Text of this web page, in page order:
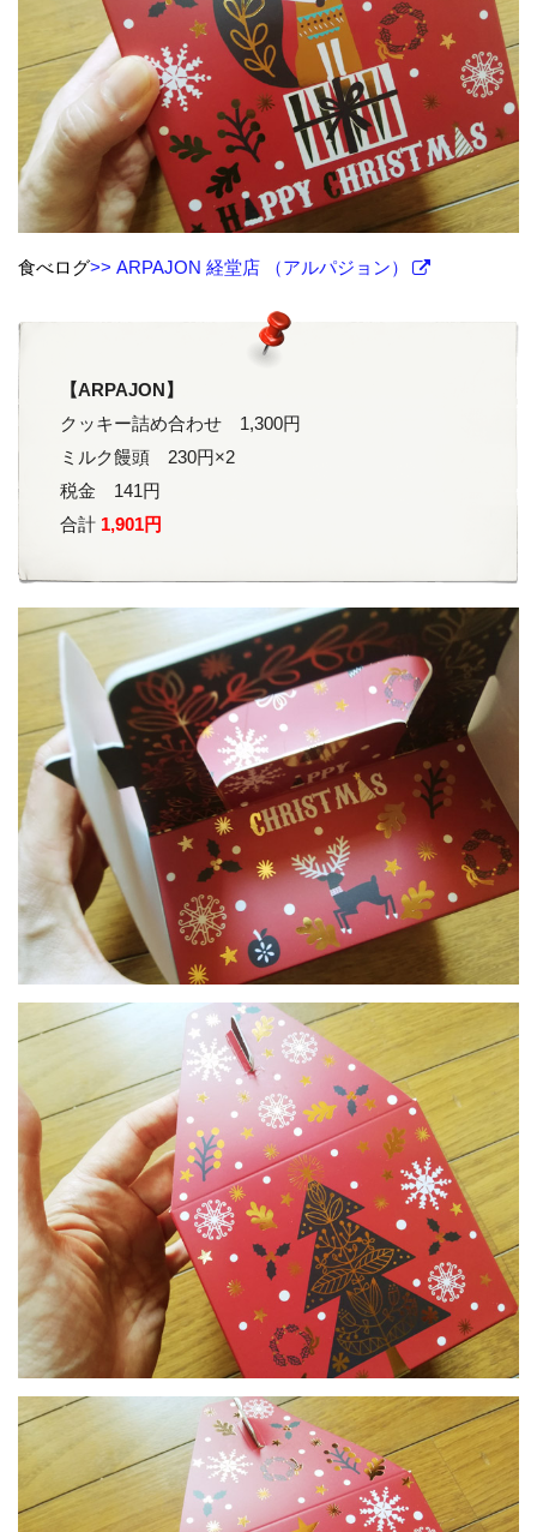
食べログ>> ARPAJON 経堂店 （アルパジョン）
【ARPAJON】
クッキー詰め合わせ 1,300円
ミルク饅頭 230円×2
税金 141円
合計 1,901円